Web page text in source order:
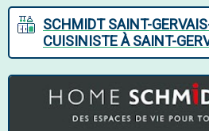
SCHMIDT SAINT-
CUISINISTE À SAINT-